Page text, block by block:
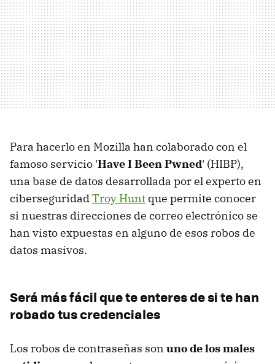
Para hacerlo en Mozilla han colaborado con el
famoso servicio 'Have I Been Pwned' (HIBP),
una base de datos desarrollada por el experto en
ciberseguridadTroy Hunt que permite conocer
si nuestras direcciones de correo electrónico se
han visto expuestas en alguno de esos robos de
datos masivos.
Será más fácil que te enteres de si te han
robado tus credenciales
Los robos de contraseñas son uno de los males